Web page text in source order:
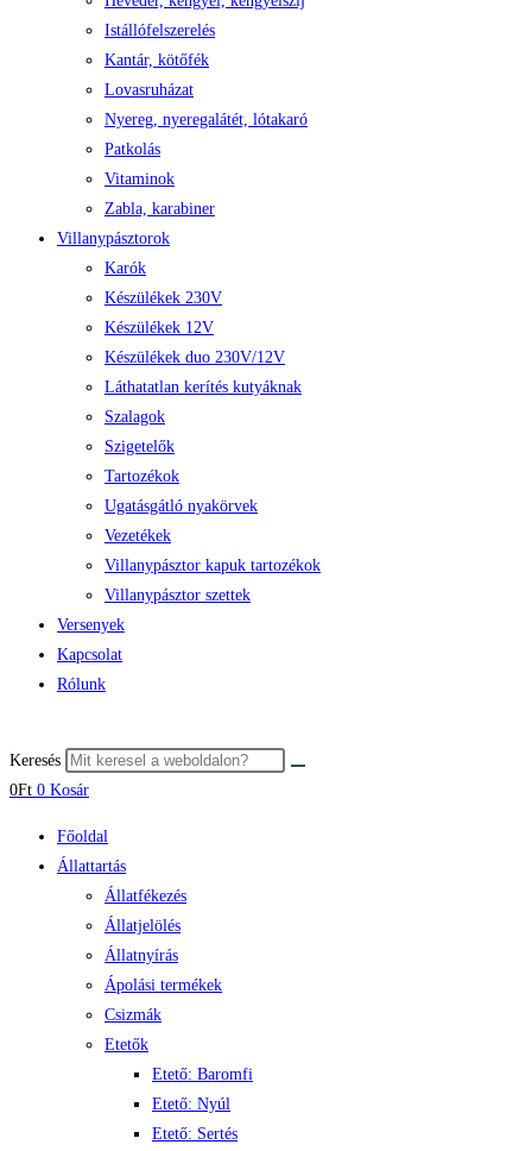
Istállófelszerelés
Kantár, kötőfék
Lovasruházat
Nyereg, nyeregalátét, lótakaró
Patkolás
Vitaminok
Zabla, karabiner
Villanypásztorok
Karók
Készülékek 230V
Készülékek 12V
Készülékek duo 230V/12V
Láthatatlan kerítés kutyáknak
Szalagok
Szigetelők
Tartozékok
Ugatásgátló nyakörvek
Vezetékek
Villanypásztor kapuk tartozékok
Villanypásztor szettek
Versenyek
Kapcsolat
Rólunk
Keresés
0Ft 0 Kosár
Főoldal
Állattartás
Állatfékezés
Állatjelölés
Állatnyírás
Ápolási termékek
Csizmák
Etetők
Etető: Baromfi
Etető: Nyúl
Etető: Sertés